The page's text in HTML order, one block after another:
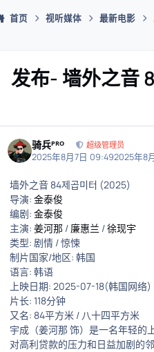
戏、源码插件综合下载
首页 视听媒体 最新电影
发布- 墙外之音
骑兵ᴾᴿᴼ 超级管理员
2025年8月7日 09:492025年8
墙外之音 84제곱미터 (2025)
导演: 金泰俊
编剧: 金泰俊
主演: 姜河那 / 廉惠兰 /徐现宇
类型: 剧情 / 惊悚
制片国家/地区: 韩国
语言: 韩语
上映日期: 2025-07-18(韩国网络)
片长: 118分钟
又名: 84平方米 / 八十四平方米
宇成（姜河那 饰）是一名年轻的
对高利贷款的压力和日益加剧的